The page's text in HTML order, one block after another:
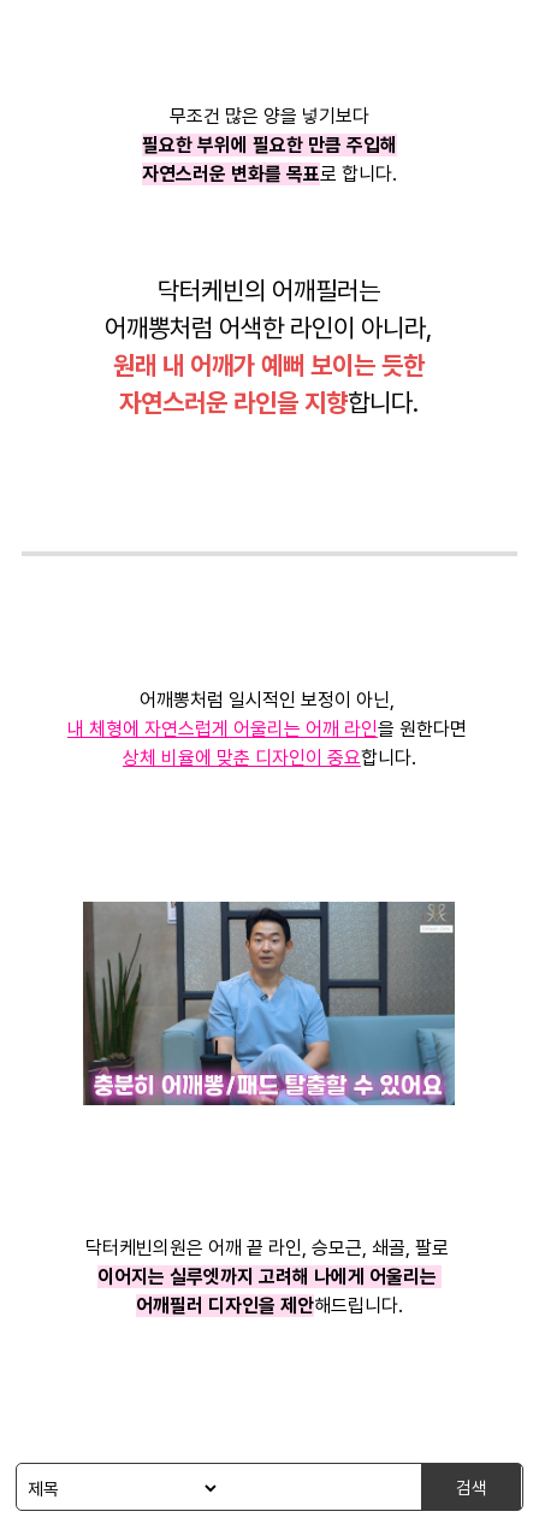
무조건 많은 양을 넣기보다
필요한 부위에 필요한 만큼 주입해
자연스러운 변화를 목표로 합니다.
닥터케빈의 어깨필러는
어깨뽕처럼 어색한 라인이 아니라,
원래 내 어깨가 예뻐 보이는 듯한
자연스러운 라인을 지향합니다.
어깨뽕처럼 일시적인 보정이 아닌,
내 체형에 자연스럽게 어울리는 어깨 라인을 원한다면
상체 비율에 맞춘 디자인이 중요합니다.
닥터케빈의원은 어깨 끝 라인, 승모근, 쇄골, 팔로
이어지는 실루엣까지 고려해 나에게 어울리는
어깨필러 디자인을 제안해드립니다.
검색